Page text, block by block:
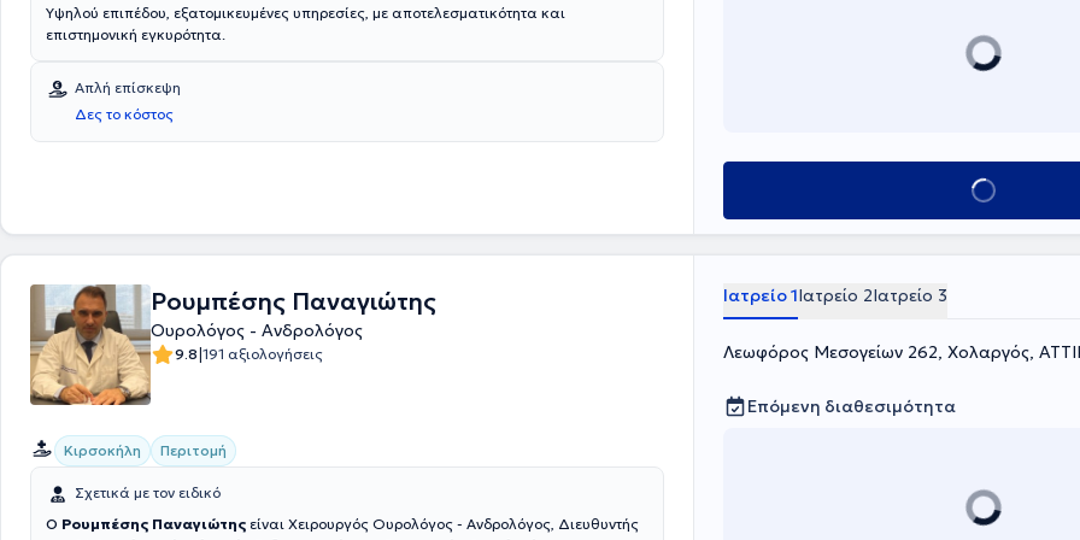
Υψηλού επιπέδου, εξατομικευμένες υπηρεσίες, με αποτελεσματικότητα και
επιστημονική εγκυρότητα.
Απλή επίσκεψη
Δες το κόστος
Κλείσε ραντεβού
Ρουμπέσης Παναγιώτης
Ουρολόγος - Ανδρολόγος
9.8|191 αξιολογήσεις
Κιρσοκήλη Περιτομή
Σχετικά με τον ειδικό
Ο Ρουμπέσης Παναγιώτης είναι Χειρουργός Ουρολόγος - Ανδρολόγος, Διευθυντής
Ιατρείο 1Ιατρείο 2Ιατρείο 3
Λεωφόρος Μεσογείων 262, Χολαργός,
Επόμενη διαθεσιμότητα